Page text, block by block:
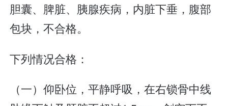
胆囊、脾脏、胰腺疾病，内脏下垂，腹部
包块，不合格。
下列情况合格：
（一）仰卧位，平静呼吸，在右锁骨中线